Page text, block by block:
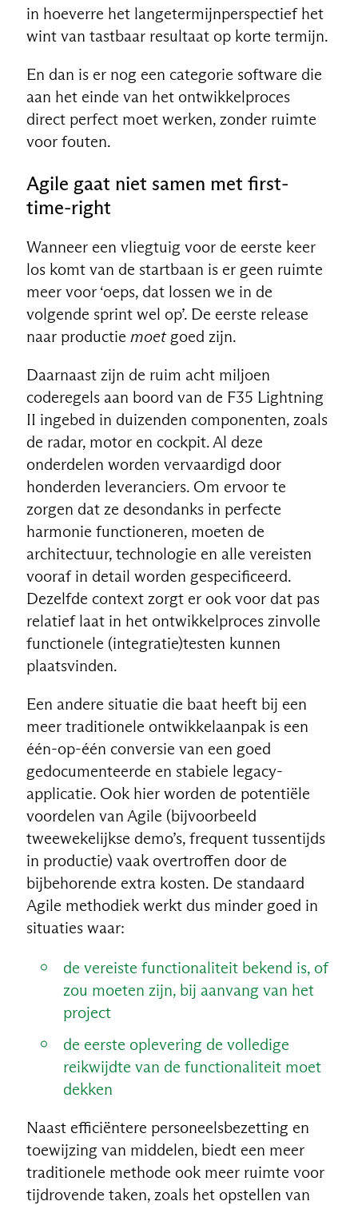
in hoeverre het langetermijnperspectief het
wint van tastbaar resultaat op korte termijn.
En dan is er nog een categorie software die
aan het einde van het ontwikkelproces
direct perfect moet werken, zonder ruimte
voor fouten.
Agile gaat niet samen met first-
time-right
Wanneer een vliegtuig voor de eerste keer
los komt van de startbaan is er geen ruimte
meer voor ‘oeps, dat lossen we in de
volgende sprint wel op’. De eerste release
naar productie moetgoed zijn.
Daarnaast zijn de ruim acht miljoen
coderegels aan boord van de F35 Lightning
II ingebed in duizenden componenten, zoals
de radar, motor en cockpit. Al deze
onderdelen worden vervaardigd door
honderden leveranciers. Om ervoor te
zorgen dat ze desondanks in perfecte
harmonie functioneren, moeten de
architectuur, technologie en alle vereisten
vooraf in detail worden gespecificeerd.
Dezelfde context zorgt er ook voor dat pas
relatief laat in het ontwikkelproces zinvolle
functionele (integratie)testen kunnen
plaatsvinden.
Een andere situatie die baat heeft bij een
meer traditionele ontwikkelaanpak is een
één-op-één conversie van een goed
gedocumenteerde en stabiele legacy-
applicatie. Ook hier worden de potentiële
voordelen van Agile (bijvoorbeeld
tweewekelijkse demo’s, frequent tussentijds
in productie) vaak overtroffen door de
bijbehorende extra kosten. De standaard
Agile methodiek werkt dus minder goed in
situaties waar:
de vereiste functionaliteit bekend is, of
zou moeten zijn, bij aanvang van het
project
de eerste oplevering de volledige
reikwijdte van de functionaliteit moet
dekken
Naast efficiëntere personeelsbezetting en
toewijzing van middelen, biedt een meer
traditionele methode ook meer ruimte voor
tijdrovende taken, zoals het opstellen van